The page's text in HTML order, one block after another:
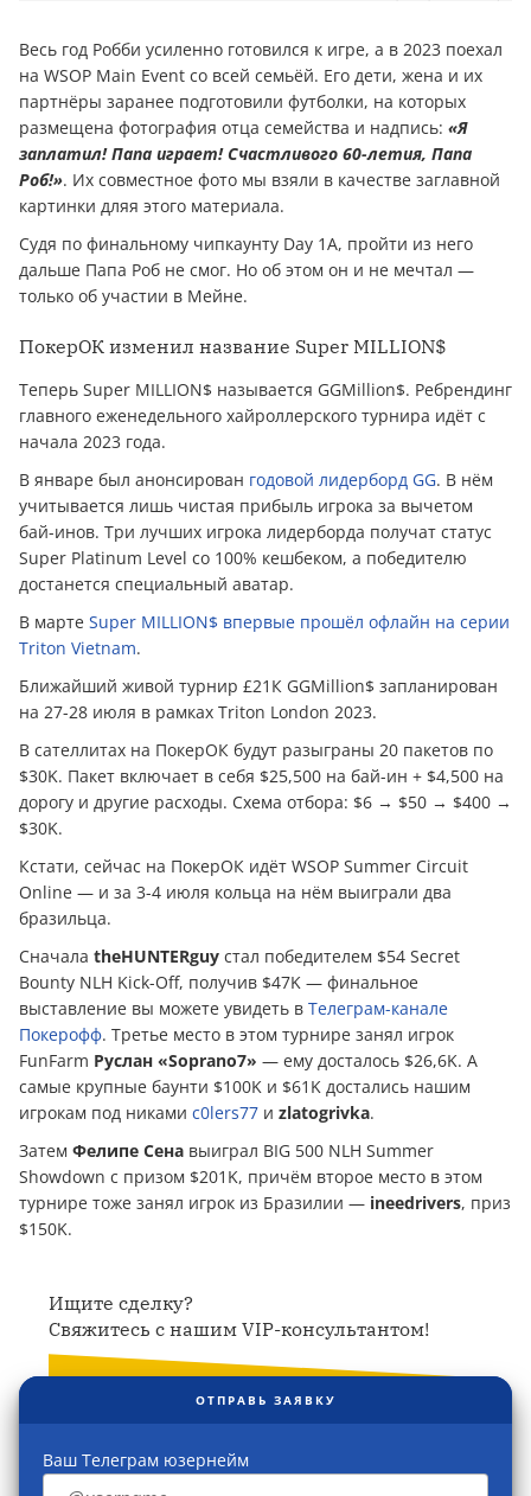
Весь год Робби усиленно готовился к игре, а в 2023 поехал
на WSOP Main Event со всей семьёй. Его дети, жена и их
партнёры заранее подготовили футболки, на которых
размещена фотография отца семейства и надпись: «Я
заплатил! Папа играет! Счастливого 60-летия, Папа
Роб!». Их совместное фото мы взяли в качестве заглавной
картинки дляя этого материала.
Судя по финальному чипкаунту Day 1A, пройти из него
дальше Папа Роб не смог. Но об этом он и не мечтал —
только об участии в Мейне.
ПокерОК изменил название Super MILLION$
Теперь Super MILLION$ называется GGMillion$. Ребрендинг
главного еженедельного хайроллерского турнира идёт с
начала 2023 года.
В январе был анонсирован годовой лидерборд GG. В нём
учитывается лишь чистая прибыль игрока за вычетом
бай-инов. Три лучших игрока лидерборда получат статус
Super Platinum Level со 100% кешбеком, а победителю
достанется специальный аватар.
В марте Super MILLION$ впервые прошёл офлайн на серии
Triton Vietnam.
Ближайший живой турнир £21К GGMillion$ запланирован
на 27-28 июля в рамках Triton London 2023.
В сателлитах на ПокерОК будут разыграны 20 пакетов по
$30K. Пакет включает в себя $25,500 на бай-ин + $4,500 на
дорогу и другие расходы. Схема отбора: $6 → $50 → $400 →
$30K.
Кстати, сейчас на ПокерОК идёт WSOP Summer Circuit
Online — и за 3-4 июля кольца на нём выиграли два
бразильца.
Сначала theHUNTERguy стал победителем $54 Secret
Bounty NLH Kick-Off, получив $47K — финальное
выставление вы можете увидеть в Телеграм-канале
Покерофф. Третье место в этом турнире занял игрок
FunFarm Руслан «Soprano7» — ему досталось $26,6K. А
самые крупные баунти $100K и $61K достались нашим
игрокам под никами c0lers77 и zlatogrivka.
Затем Фелипе Сена выиграл BIG 500 NLH Summer
Showdown с призом $201K, причём второе место в этом
турнире тоже занял игрок из Бразилии — ineedrivers, приз
$150K.
Ищите сделку?
Свяжитесь с нашим VIP-консультантом!
ОТПРАВЬ ЗАЯВКУ
Ваш Телеграм юзернейм